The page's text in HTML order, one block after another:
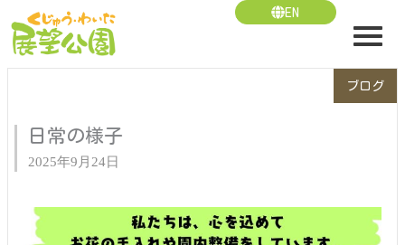
容
EN
ブログ
日常の様子
2025年9月24日